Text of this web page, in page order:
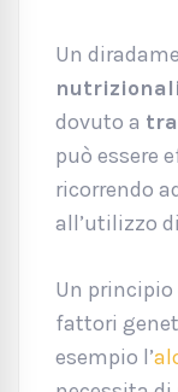
Un
dovuto a
può essere
ricorrendo
all’utilizzo
Un
fattori
esempio l’